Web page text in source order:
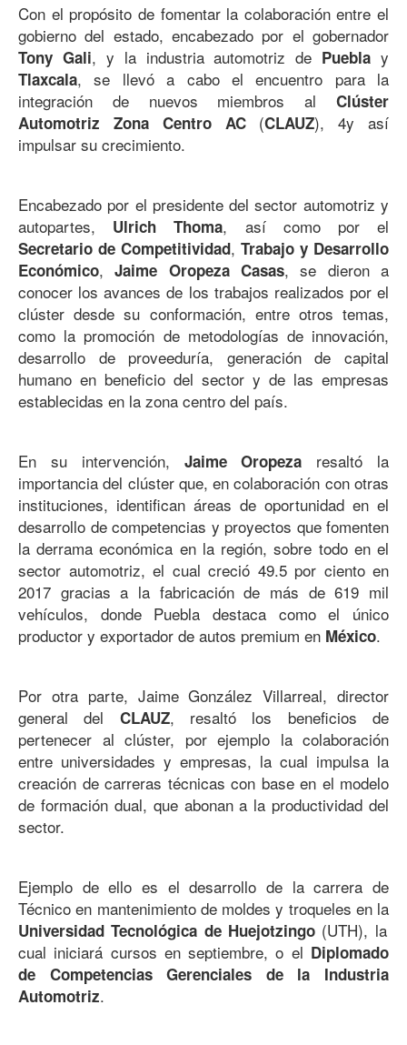
Con el propósito de fomentar la colaboración entre el
gobierno del estado, encabezado por el gobernador
Tony Gali, y la industria automotriz de Puebla y
Tlaxcala, se llevó a cabo el encuentro para la
integración de nuevos miembros al Clúster
Automotriz Zona Centro AC(CLAUZ), 4y así
impulsar su crecimiento.
Encabezado por el presidente del sector automotriz y
autopartes, Ulrich Thoma, así como por el
Secretario de Competitividad, Trabajo y Desarrollo
Económico,Jaime Oropeza Casas, se dieron a
conocer los avances de los trabajos realizados por el
clúster desde su conformación, entre otros temas,
como la promoción de metodologías de innovación,
desarrollo de proveeduría, generación de capital
humano en beneficio del sector y de las empresas
establecidas en la zona centro del país.
En su intervención, Jaime Oropeza resaltó la
importancia del clúster que, en colaboración con otras
instituciones, identifican áreas de oportunidad en el
desarrollo de competencias y proyectos que fomenten
la derrama económica en la región, sobre todo en el
sector automotriz, el cual creció 49.5 por ciento en
2017 gracias a la fabricación de más de 619 mil
vehículos, donde Puebla destaca como el único
productor y exportador de autos premium en México.
Por otra parte, Jaime González Villarreal, director
general del CLAUZ, resaltó los beneficios de
pertenecer al clúster, por ejemplo la colaboración
entre universidades y empresas, la cual impulsa la
creación de carreras técnicas con base en el modelo
de formación dual, que abonan a la productividad del
sector.
Ejemplo de ello es el desarrollo de la carrera de
Técnico en mantenimiento de moldes y troqueles en la
Universidad Tecnológica de Huejotzingo (UTH), la
cual iniciará cursos en septiembre, o el Diplomado
de Competencias Gerenciales de la Industria
Automotriz.